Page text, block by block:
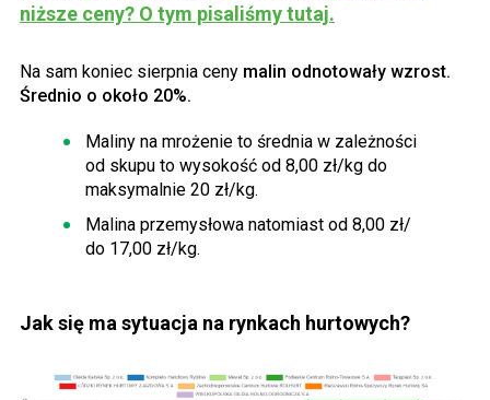
niższe ceny? O tym pisaliśmy tutaj.
Na sam koniec sierpnia ceny malin odnotowały wzrost.
Średnio o około 20%.
Maliny na mrożenie to średnia w zależności
od skupu to wysokość od 8,00 zł/kg do
maksymalnie 20 zł/kg.
Malina przemysłowa natomiast od 8,00 zł/
do 17,00 zł/kg.
Jak się ma sytuacja na rynkach hurtowych?